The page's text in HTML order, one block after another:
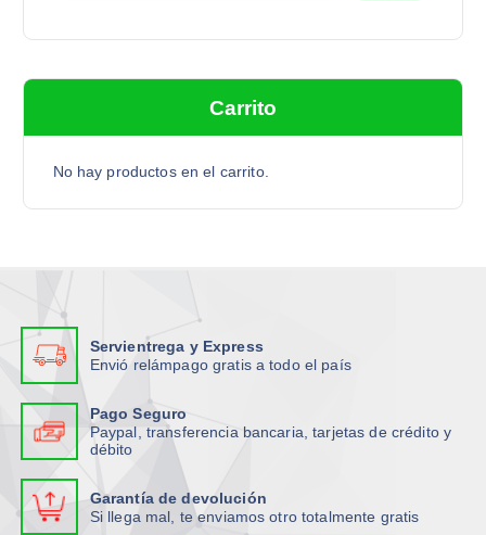
s
p
o
:
Carrito
No hay productos en el carrito.
Servientrega y Express
Envió relámpago gratis a todo el país
Pago Seguro
Paypal, transferencia bancaria, tarjetas de crédito y
débito
Garantía de devolución
Si llega mal, te enviamos otro totalmente gratis